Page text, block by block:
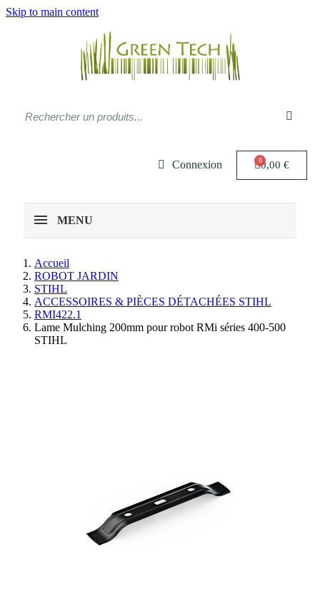
Skip to main content
Connexion 0,00 €
MENU
Accueil
ROBOT JARDIN
STIHL
ACCESSOIRES & PIÈCES DÉTACHÉES STIHL
RMI422.1
Lame Mulching 200mm pour robot RMi séries 400-500
STIHL